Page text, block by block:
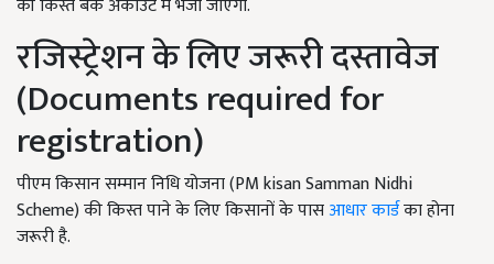
रजिस्ट्रेशन के लिए जरूरी दस्तावेज
(Documents required for
registration)
पीएम किसान सम्मान निधि योजना (PM kisan Samman Nidhi
Scheme) की किस्त पाने के लिए किसानों के पासआधार कार्डका होना
जरूरी है.